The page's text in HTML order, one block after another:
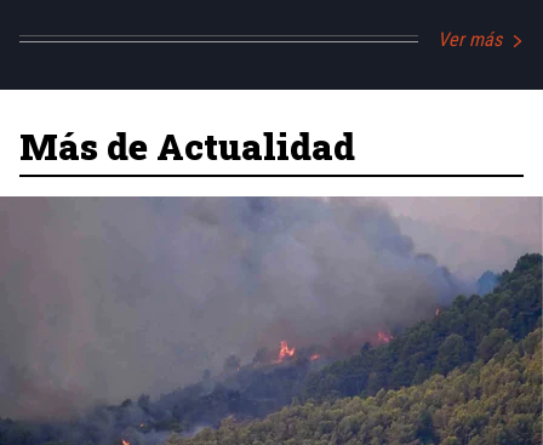
Ver más
Más de Actualidad